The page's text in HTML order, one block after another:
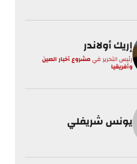
إريك أولاندر
رئيس التحرير فيمشروع أخبار الصين
وأفريقيا
يونس شريفلي